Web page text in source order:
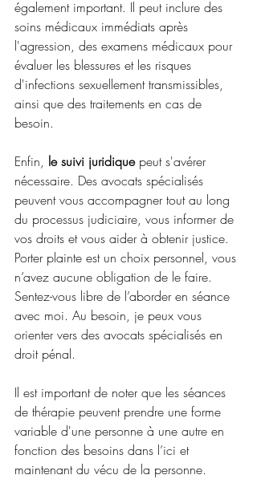
également important. Il peut inclure des
soins médicaux immédiats après
l'agression, des examens médicaux pour
évaluer les blessures et les risques
d'infections sexuellement transmissibles,
ainsi que des traitements en cas de
besoin.
Enfin, le suivi juridique peut s'avérer
nécessaire. Des avocats spécialisés
peuvent vous accompagner tout au long
du processus judiciaire, vous informer de
vos droits et vous aider à obtenir justice.
Porter plainte est un choix personnel, vous
n’avez aucune obligation de le faire.
Sentez-vous libre de l’aborder en séance
avec moi. Au besoin, je peux vous
orienter vers des avocats spécialisés en
droit pénal.
Il est important de noter que les séances
de thérapie peuvent prendre une forme
variable d'une personne à une autre en
fonction des besoins dans l’ici et
maintenant du vécu de la personne.